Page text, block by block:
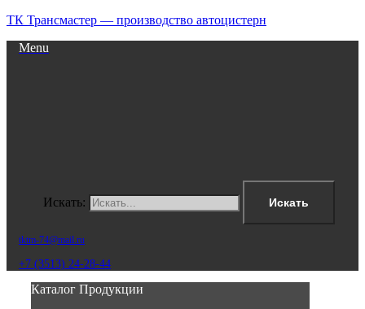
ТК Трансмастер — производство автоцистерн
Menu
Искать: Искать
tktm-74@mail.ru
+7 (3513) 24-28-44
Каталог Продукции